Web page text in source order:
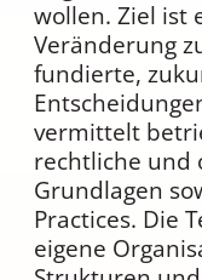
wollen. Ziel ist
Veränderung
fundierte,
vermittelt
rechtliche und
Grundlagen
Practices. Die
eigene